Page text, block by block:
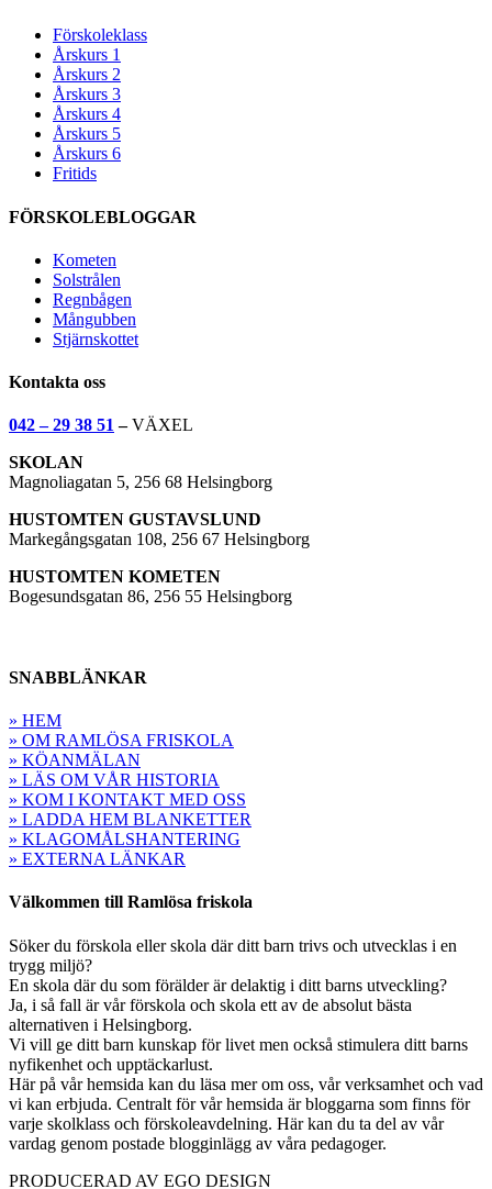
Förskoleklass
Årskurs 1
Årskurs 2
Årskurs 3
Årskurs 4
Årskurs 5
Årskurs 6
Fritids
FÖRSKOLEBLOGGAR
Kometen
Solstrålen
Regnbågen
Mångubben
Stjärnskottet
Kontakta oss
042 – 29 38 51–VÄXEL
SKOLAN
Magnoliagatan 5, 256 68 Helsingborg
HUSTOMTEN GUSTAVSLUND
Markegångsgatan 108, 256 67 Helsingborg
HUSTOMTEN KOMETEN
Bogesundsgatan 86, 256 55 Helsingborg
SNABBLÄNKAR
» HEM
» OM RAMLÖSA FRISKOLA
» KÖANMÄLAN
» LÄS OM VÅR HISTORIA
» KOM I KONTAKT MED OSS
» LADDA HEM BLANKETTER
» KLAGOMÅLSHANTERING
» EXTERNA LÄNKAR
Välkommen till Ramlösa friskola
Söker du förskola eller skola där ditt barn trivs och utvecklas i en
trygg miljö?
En skola där du som förälder är delaktig i ditt barns utveckling?
Ja, i så fall är vår förskola och skola ett av de absolut bästa
alternativen i Helsingborg.
Vi vill ge ditt barn kunskap för livet men också stimulera ditt barns
nyfikenhet och upptäckarlust.
Här på vår hemsida kan du läsa mer om oss, vår verksamhet och vad
vi kan erbjuda. Centralt för vår hemsida är bloggarna som finns för
varje skolklass och förskoleavdelning. Här kan du ta del av vår
vardag genom postade blogginlägg av våra pedagoger.
PRODUCERAD AV EGO DESIGN